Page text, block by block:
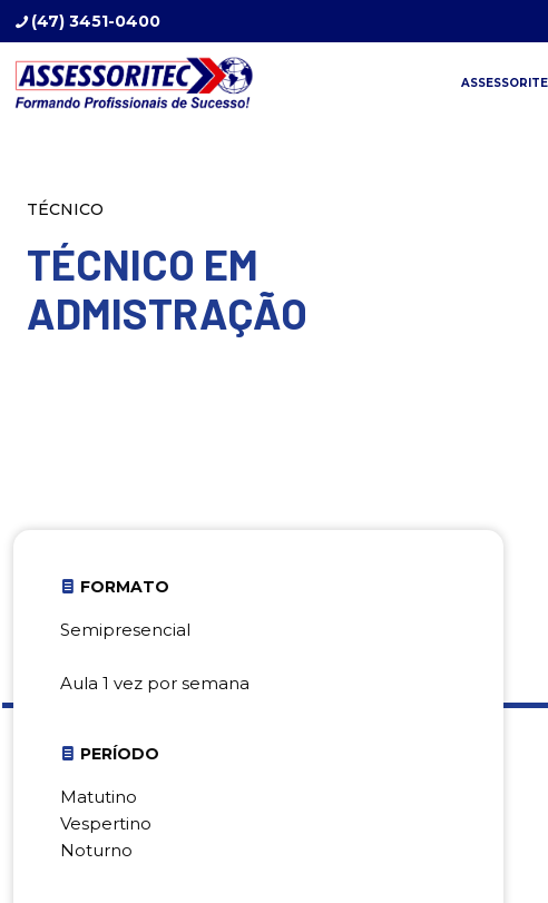
(47) 3451-0400
TÉCNICO
TÉCNICO EM
ADMISTRAÇÃO
FORMATO
Semipresencial
Aula 1 vez por semana
PERÍODO
Matutino
Vespertino
Noturno